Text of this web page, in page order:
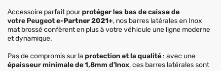
Accessoire parfait pourprotéger les bas de caisse de
votre Peugeote-Partner 2021+, nos barres latérales en Inox
mat brossé confèrent en plus à votre véhicule une ligne moderne
et dynamique.
Pas de compromis sur la protection et la qualité : avec une
épaisseur minimale de 1,8mm d'Inox, ces barres latérales sont